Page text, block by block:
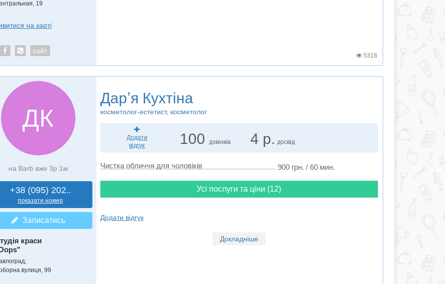
19
на карті
сайт
5316
ДК
на Barb вже 3р 1м
+38 (095) 202..
показати номер
Записатись
краси
вулиця, 99
Дарʼя Кухтіна
косметолог-естетист, косметолог
Додати
відгук
100 дзвінків 4 р. досвід
Чистка обличчя для чоловіків 900 грн. / 60 мин.
Усі послуги та ціни (12)
Додати відгук
Докладніше